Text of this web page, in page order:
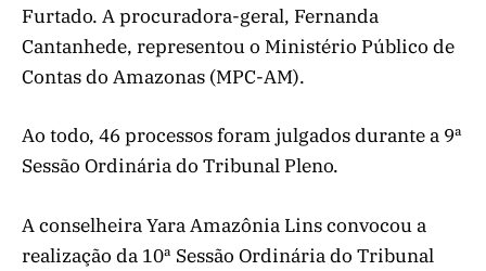
Furtado. A procuradora-geral, Fernanda
Cantanhede, representou o Ministério Público de
Contas do Amazonas (MPC-AM).
Ao todo, 46 processos foram julgados durante a 9ª
Sessão Ordinária do Tribunal Pleno.
A conselheira Yara Amazônia Lins convocou a
realização da 10ª Sessão Ordinária do Tribunal